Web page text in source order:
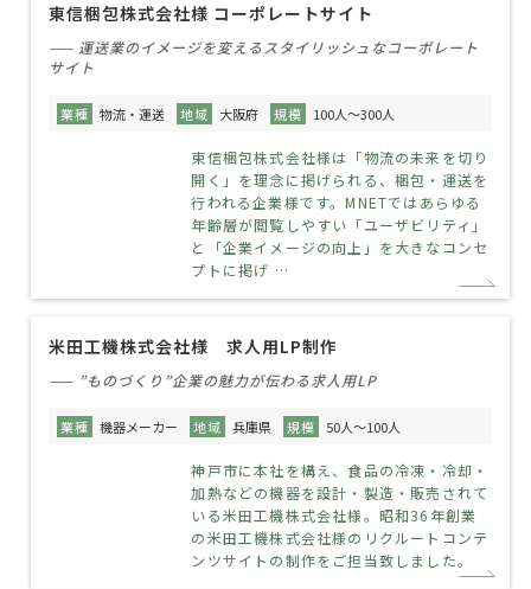
東信梱包株式会社様 コーポレートサイト
—— 運送業のイメージを変えるスタイリッシュなコーポレート
サイト
業種 物流・運送 地域 大阪府 規模 100人～300人
東信梱包株式会社様は「物流の未来を切り
開く」を理念に掲げられる、梱包・運送を
行われる企業様です。MNETではあらゆる
年齢層が閲覧しやすい「ユーザビリティ」
と「企業イメージの向上」を大きなコンセ
プトに掲げ …
米田工機株式会社様 求人用LP制作
—— ”ものづくり”企業の魅力が伝わる求人用LP
業種 機器メーカー 地域 兵庫県 規模 50人～100人
神戸市に本社を構え、食品の冷凍・冷却・
加熱などの機器を設計・製造・販売されて
いる米田工機株式会社様。昭和36年創業
の米田工機株式会社様のリクルートコンテ
ンツサイトの制作をご担当致しました。